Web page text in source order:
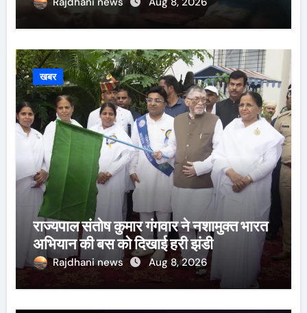
खबर
राज्यपाल संतोष कुमार गंगवार ने नशामुक्त भारत
अभियान की बस को दिखाई हरी झंडी
Rajdhani news Aug 8, 2026